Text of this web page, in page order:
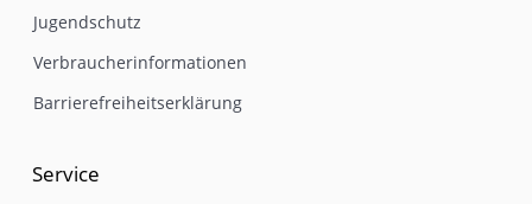
Jugendschutz
Verbraucherinformationen
Barrierefreiheitserklärung
Service